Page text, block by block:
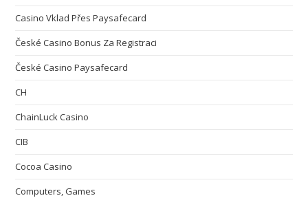
Casino Vklad Přes Paysafecard
České Casino Bonus Za Registraci
České Casino Paysafecard
CH
ChainLuck Casino
CIB
Cocoa Casino
Computers, Games